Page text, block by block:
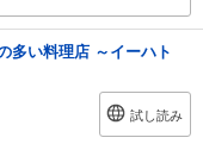
い料理店 ～イーハト
試し読み